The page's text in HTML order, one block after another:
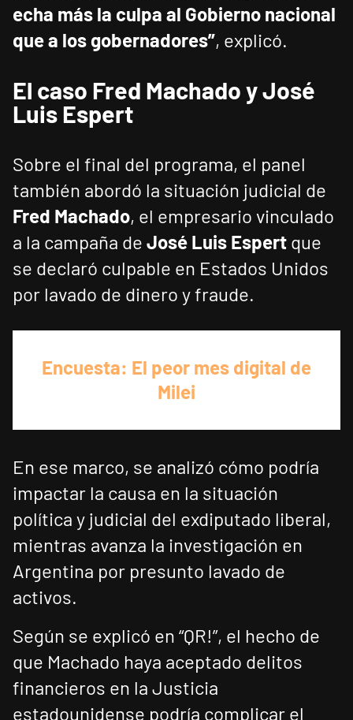
echa más la culpa al Gobierno nacional
que a los gobernadores”, explicó.
El caso Fred Machado y José
Luis Espert
Sobre el final del programa, el panel
también abordó la situación judicial de
Fred Machado, el empresario vinculado
a la campaña de José Luis Espert que
se declaró culpable en Estados Unidos
por lavado de dinero y fraude.
Encuesta: El peor mes digital de
Milei
En ese marco, se analizó cómo podría
impactar la causa en la situación
política y judicial del exdiputado liberal,
mientras avanza la investigación en
Argentina por presunto lavado de
activos.
Según se explicó en “QR!”, el hecho de
que Machado haya aceptado delitos
financieros en la Justicia
estadounidense podría complicar el